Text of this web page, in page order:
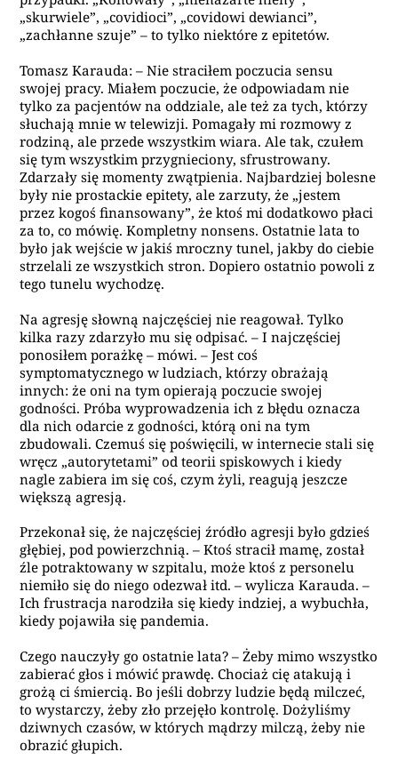
„skurwiele”, „covidioci”, „covidowi dewianci”,
„zachłanne szuje” – to tylko niektóre z epitetów.
Tomasz Karauda: – Nie straciłem poczucia sensu
swojej pracy. Miałem poczucie, że odpowiadam nie
tylko za pacjentów na oddziale, ale też za tych, którzy
słuchają mnie w telewizji. Pomagały mi rozmowy z
rodziną, ale przede wszystkim wiara. Ale tak, czułem
się tym wszystkim przygnieciony, sfrustrowany.
Zdarzały się momenty zwątpienia. Najbardziej bolesne
były nie prostackie epitety, ale zarzuty, że „jestem
przez kogoś finansowany”, że ktoś mi dodatkowo płaci
za to, co mówię. Kompletny nonsens. Ostatnie lata to
było jak wejście w jakiś mroczny tunel, jakby do ciebie
strzelali ze wszystkich stron. Dopiero ostatnio powoli z
tego tunelu wychodzę.
Na agresję słowną najczęściej nie reagował. Tylko
kilka razy zdarzyło mu się odpisać. – I najczęściej
ponosiłem porażkę – mówi. – Jest coś
symptomatycznego w ludziach, którzy obrażają
innych: że oni na tym opierają poczucie swojej
godności. Próba wyprowadzenia ich z błędu oznacza
dla nich odarcie z godności, którą oni na tym
zbudowali. Czemuś się poświęcili, w internecie stali się
wręcz „autorytetami” od teorii spiskowych i kiedy
nagle zabiera im się coś, czym żyli, reagują jeszcze
większą agresją.
Przekonał się, że najczęściej źródło agresji było gdzieś
głębiej, pod powierzchnią. – Ktoś stracił mamę, został
źle potraktowany w szpitalu, może ktoś z personelu
niemiło się do niego odezwał itd. – wylicza Karauda. –
Ich frustracja narodziła się kiedy indziej, a wybuchła,
kiedy pojawiła się pandemia.
Czego nauczyły go ostatnie lata? – Żeby mimo wszystko
zabierać głos i mówić prawdę. Chociaż cię atakują i
grożą ci śmiercią. Bo jeśli dobrzy ludzie będą milczeć,
to wystarczy, żeby zło przejęło kontrolę. Dożyliśmy
dziwnych czasów, w których mądrzy milczą, żeby nie
obrazić głupich.